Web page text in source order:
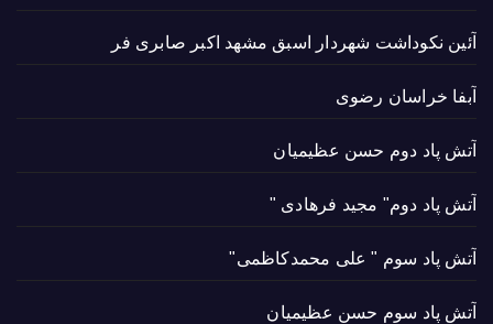
آئین نکوداشت شهردار اسبق مشهد اکبر صابری فر
آبفا خراسان رضوی
آتش پاد دوم حسن عظیمیان
آتش پاد دوم" مجید فرهادی "
آتش پاد سوم " علی محمدکاظمی"
آتش پاد سوم حسن عظیمیان